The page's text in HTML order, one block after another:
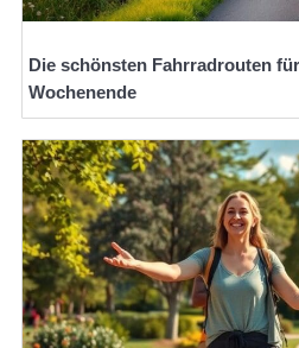
Die schönsten Fahrradrouten
Wochenende